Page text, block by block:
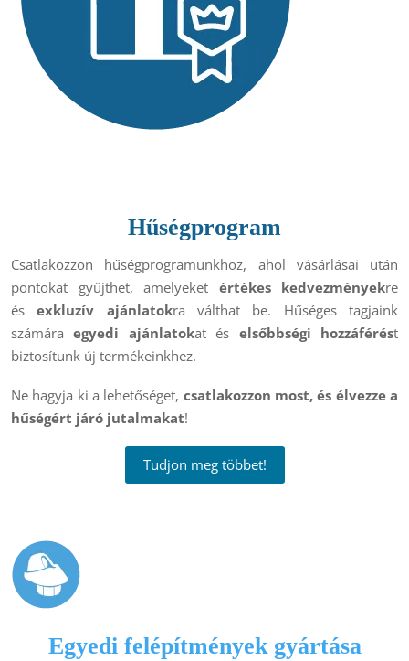
Hűségprogram
Csatlakozzon hűségprogramunkhoz, ahol vásárlásai után
pontokat gyűjthet, amelyeket értékes kedvezményekre
ésexkluzív ajánlatokra válthat be. Hűséges tagjaink
számáraegyedi ajánlatokat és elsőbbségi hozzáférést
biztosítunk új termékeinkhez.
Ne hagyja ki a lehetőséget, csatlakozzon most, és élvezze a
hűségért járó jutalmakat!
Tudjon meg többet!
Egyedi felépítmények gyártása